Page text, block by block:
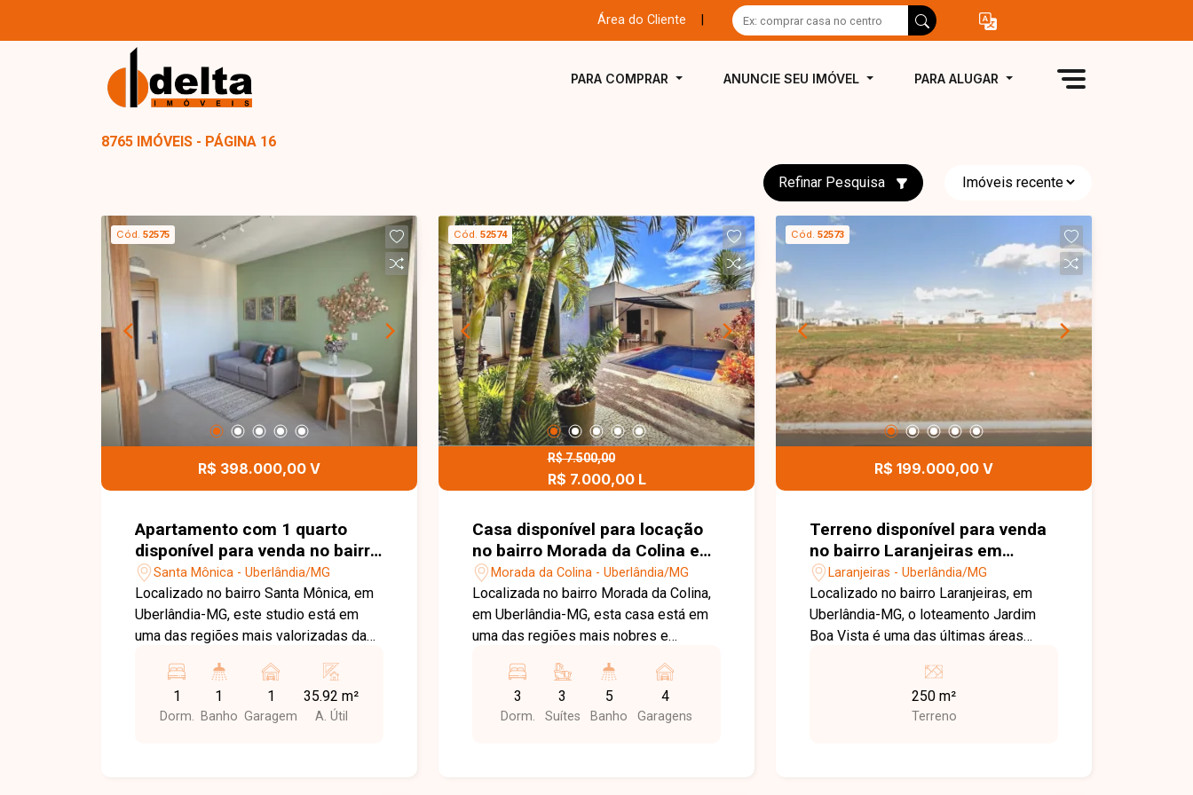
Área do Cliente
PARA COMPRAR ANUNCIE SEU IMÓVEL PARA ALUGAR
8765 IMÓVEIS - PÁGINA 16
Refinar Pesquisa
Cód. 52575
R$ 398.000,00 V
Apartamento com 1 quarto
disponível para venda no bairro
Santa Mônica em Uberlândia-
MG
Santa Mônica - Uberlândia/MG
Localizado no bairro Santa Mônica, em
Uberlândia-MG, este studio está em
uma das regiões mais valorizadas da
fácil acesso à Universidade Federal de
Uberlândia (UFU), além de estar
próximo a supermercados, farmácias,
1
Dorm.
1
Banho
1
Garagem
35.92 m²
A. Útil
Cód. 52574
R$ 7.500,00
R$ 7.000,00 L
Casa disponível para locação
no bairro Morada da Colina em
Uberlândia-MG
Morada da Colina - Uberlândia/MG
Localizada no bairro Morada da Colina,
em Uberlândia-MG, esta casa está em
uma das regiões mais nobres e
tranquilidade, segurança e excelente
infraestrutura. O bairro oferece fácil
acesso às principais avenidas, além de
3
Dorm.
3
Suítes
5
Banho
4
Garagens
Cód. 52573
R$ 199.000,00 V
Terreno disponível para venda
no bairro Laranjeiras em
Uberlândia-MG
Laranjeiras - Uberlândia/MG
Localizado no bairro Laranjeiras, em
Uberlândia-MG, o loteamento Jardim
Boa Vista é uma das últimas áreas
oferecendo uma excelente
oportunidade para morar ou investir em
uma região em constante valorização. O
250 m²
Terreno